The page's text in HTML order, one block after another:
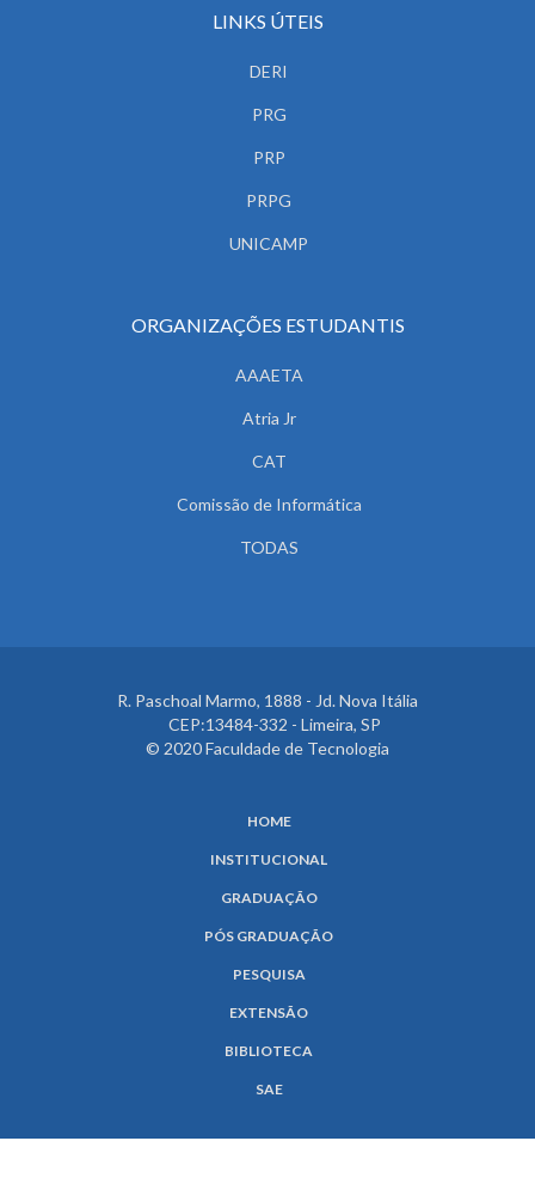
LINKS ÚTEIS
DERI
PRG
PRP
PRPG
UNICAMP
ORGANIZAÇÕES ESTUDANTIS
AAAETA
Atria Jr
CAT
Comissão de Informática
TODAS
R. Paschoal Marmo, 1888 - Jd. Nova Itália
CEP:13484-332 - Limeira, SP
© 2020 Faculdade de Tecnologia
HOME
INSTITUCIONAL
GRADUAÇÃO
PÓS GRADUAÇÃO
PESQUISA
EXTENSÃO
BIBLIOTECA
SAE